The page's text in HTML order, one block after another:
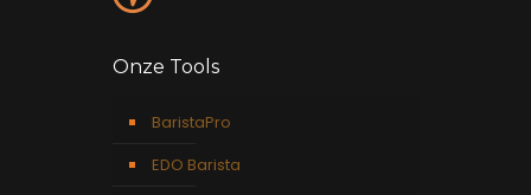
Onze Tools
BaristaPro
EDO Barista